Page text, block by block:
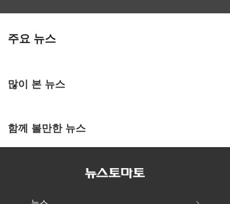
주요 뉴스
많이 본 뉴스
함께 볼만한 뉴스